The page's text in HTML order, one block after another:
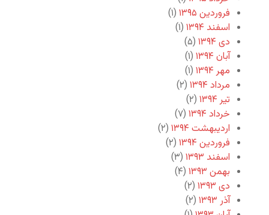
فروردین ۱۳۹۵
(۱)
اسفند ۱۳۹۴
(۱)
دی ۱۳۹۴
(۵)
آبان ۱۳۹۴
(۱)
مهر ۱۳۹۴
(۱)
مرداد ۱۳۹۴
(۲)
تیر ۱۳۹۴
(۲)
خرداد ۱۳۹۴
(۷)
اردیبهشت ۱۳۹۴
(۲)
فروردین ۱۳۹۴
(۲)
اسفند ۱۳۹۳
(۳)
بهمن ۱۳۹۳
(۴)
دی ۱۳۹۳
(۲)
آذر ۱۳۹۳
(۲)